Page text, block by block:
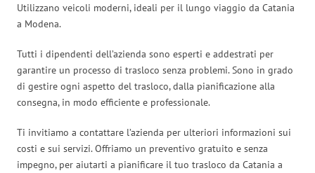
Utilizzano veicoli moderni, ideali per il lungo viaggio da Catania
a Modena.
Tutti i dipendenti dell’azienda sono esperti e addestrati per
garantire un processo di trasloco senza problemi. Sono in grado
di gestire ogni aspetto del trasloco, dalla pianificazione alla
consegna, in modo efficiente e professionale.
Ti invitiamo a contattare l’azienda per ulteriori informazioni sui
costi e sui servizi. Offriamo un preventivo gratuito e senza
impegno, per aiutarti a pianificare il tuo trasloco da Catania a